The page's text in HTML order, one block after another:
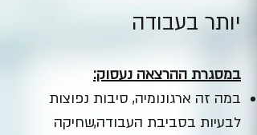
יותר בעבודה
במסגרת ההרצאה נעסוק:
במה זה ארגונומיה, סיבות נפוצות
לבעיות בסביבת העבודה,שחיקה